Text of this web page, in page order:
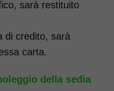
sarà restituito
di credito, sarà
carta.
della sedia